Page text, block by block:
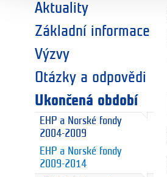
Aktuality
Základní informace
Výzvy
Otázky a odpovědi
Ukončená období
EHP a Norské fondy
2004-2009
EHP a Norské fondy
2009-2014